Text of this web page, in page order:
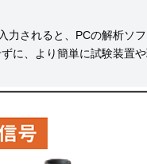
力されると、PCの解析ソ
に、より簡単に試験装置